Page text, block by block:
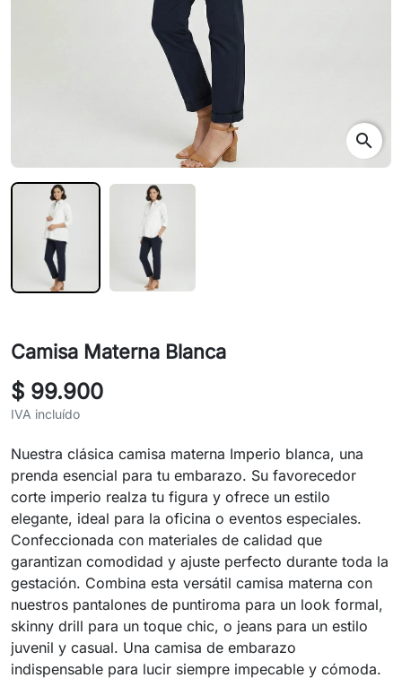
Camisa Materna Blanca
$ 99.900
IVA incluído
Nuestra clásica camisa materna Imperio blanca, una
prenda esencial para tu embarazo. Su favorecedor
corte imperio realza tu figura y ofrece un estilo
elegante, ideal para la oficina o eventos especiales.
Confeccionada con materiales de calidad que
garantizan comodidad y ajuste perfecto durante toda la
gestación. Combina esta versátil camisa materna con
nuestros pantalones de puntiroma para un look formal,
skinny drill para un toque chic, o jeans para un estilo
juvenil y casual. Una camisa de embarazo
indispensable para lucir siempre impecable y cómoda.